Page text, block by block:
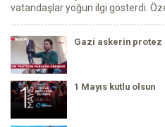
vatandaşlar yoğun ilgi gösterdi.
Gazi askerin protez
1 Mayıs kutlu olsun